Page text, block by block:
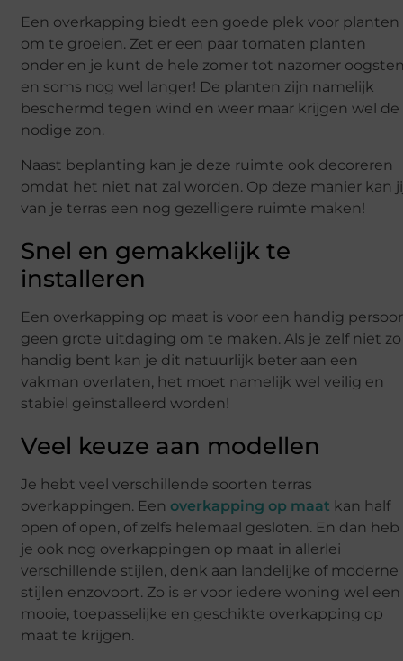
Een overkapping biedt een goede plek voor planten
om te groeien. Zet er een paar tomaten planten
onder en je kunt de hele zomer tot nazomer
en soms nog wel langer! De planten zijn namelijk
beschermd tegen wind en weer maar krijgen wel de
nodige zon.
Naast beplanting kan je deze ruimte ook decoreren
omdat het niet nat zal worden. Op deze manier kan
van je terras een nog gezelligere ruimte maken!
Snel en gemakkelijk te
installeren
Een overkapping op maat is voor een handig
geen grote uitdaging om te maken. Als je zelf niet zo
handig bent kan je dit natuurlijk beter aan een
vakman overlaten, het moet namelijk wel veilig en
stabiel geïnstalleerd worden!
Veel keuze aan modellen
Je hebt veel verschillende soorten terras
overkappingen. Eenoverkapping op maat kan half
open of open, of zelfs helemaal gesloten. En dan heb
je ook nog overkappingen op maat in allerlei
verschillende stijlen, denk aan landelijke of moderne
stijlen enzovoort. Zo is er voor iedere woning wel een
mooie, toepasselijke en geschikte overkapping op
maat te krijgen.